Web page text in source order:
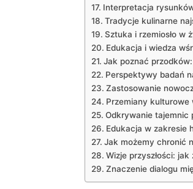
Interpretacja
Tradycje kulinarne
Sztuka i rzemiosło w
Edukacja i wiedza
Jak poznać
Perspektywy badań
Zastosowanie
Przemiany
Odkrywanie tajemnic
Edukacja w zakresie
Jak możemy chronić
Wizje przyszłości:
Znaczenie dialogu